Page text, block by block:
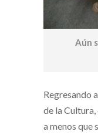
Aún
Regresando
de la
a menos que